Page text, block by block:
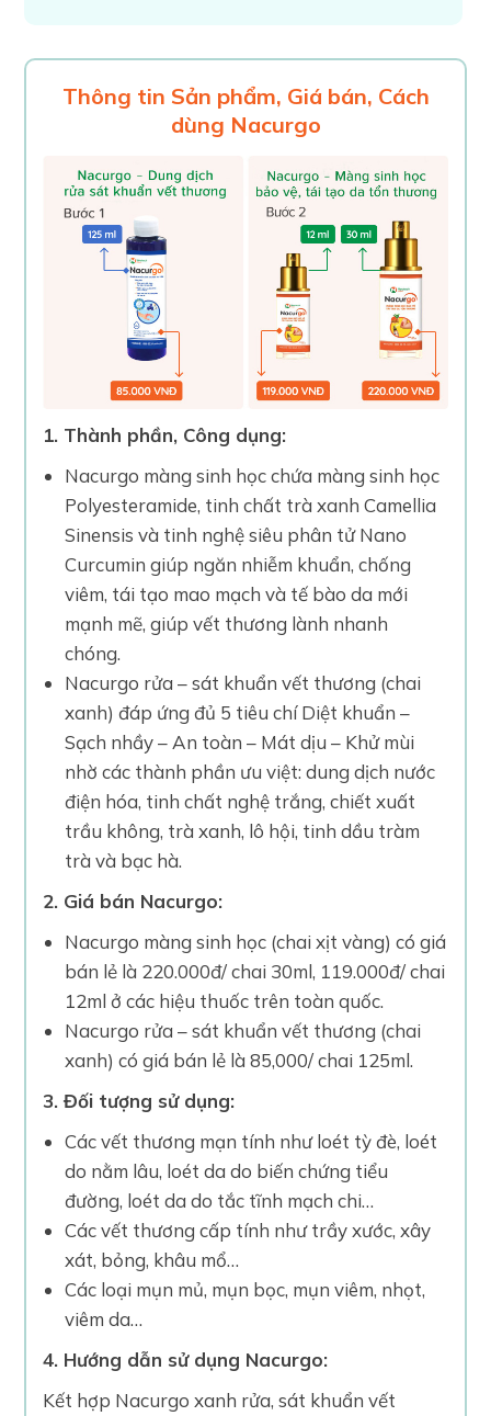
Thông tin Sản phẩm, Giá bán, Cách
dùng Nacurgo
1. Thành phần, Công dụng:
Nacurgo màng sinh học chứa màng sinh học
Polyesteramide, tinh chất trà xanh Camellia
Sinensis và tinh nghệ siêu phân tử Nano
Curcumin giúp ngăn nhiễm khuẩn, chống
viêm, tái tạo mao mạch và tế bào da mới
mạnh mẽ, giúp vết thương lành nhanh
chóng.
Nacurgo rửa – sát khuẩn vết thương (chai
xanh) đáp ứng đủ 5 tiêu chí Diệt khuẩn –
Sạch nhầy – An toàn – Mát dịu – Khử mùi
nhờ các thành phần ưu việt: dung dịch nước
điện hóa, tinh chất nghệ trắng, chiết xuất
trầu không, trà xanh, lô hội, tinh dầu tràm
trà và bạc hà.
2. Giá bán Nacurgo:
Nacurgo màng sinh học (chai xịt vàng) có giá
bán lẻ là 220.000đ/ chai 30ml, 119.000đ/ chai
12ml ở các hiệu thuốc trên toàn quốc.
Nacurgo rửa – sát khuẩn vết thương (chai
xanh) có giá bán lẻ là 85,000/ chai 125ml.
3. Đối tượng sử dụng:
Các vết thương mạn tính như loét tỳ đè, loét
do nằm lâu, loét da do biến chứng tiểu
đường, loét da do tắc tĩnh mạch chi…
Các vết thương cấp tính như trầy xước, xây
xát, bỏng, khâu mổ…
Các loại mụn mủ, mụn bọc, mụn viêm, nhọt,
viêm da…
4. Hướng dẫn sử dụng Nacurgo:
Kết hợp Nacurgo xanh rửa, sát khuẩn vết